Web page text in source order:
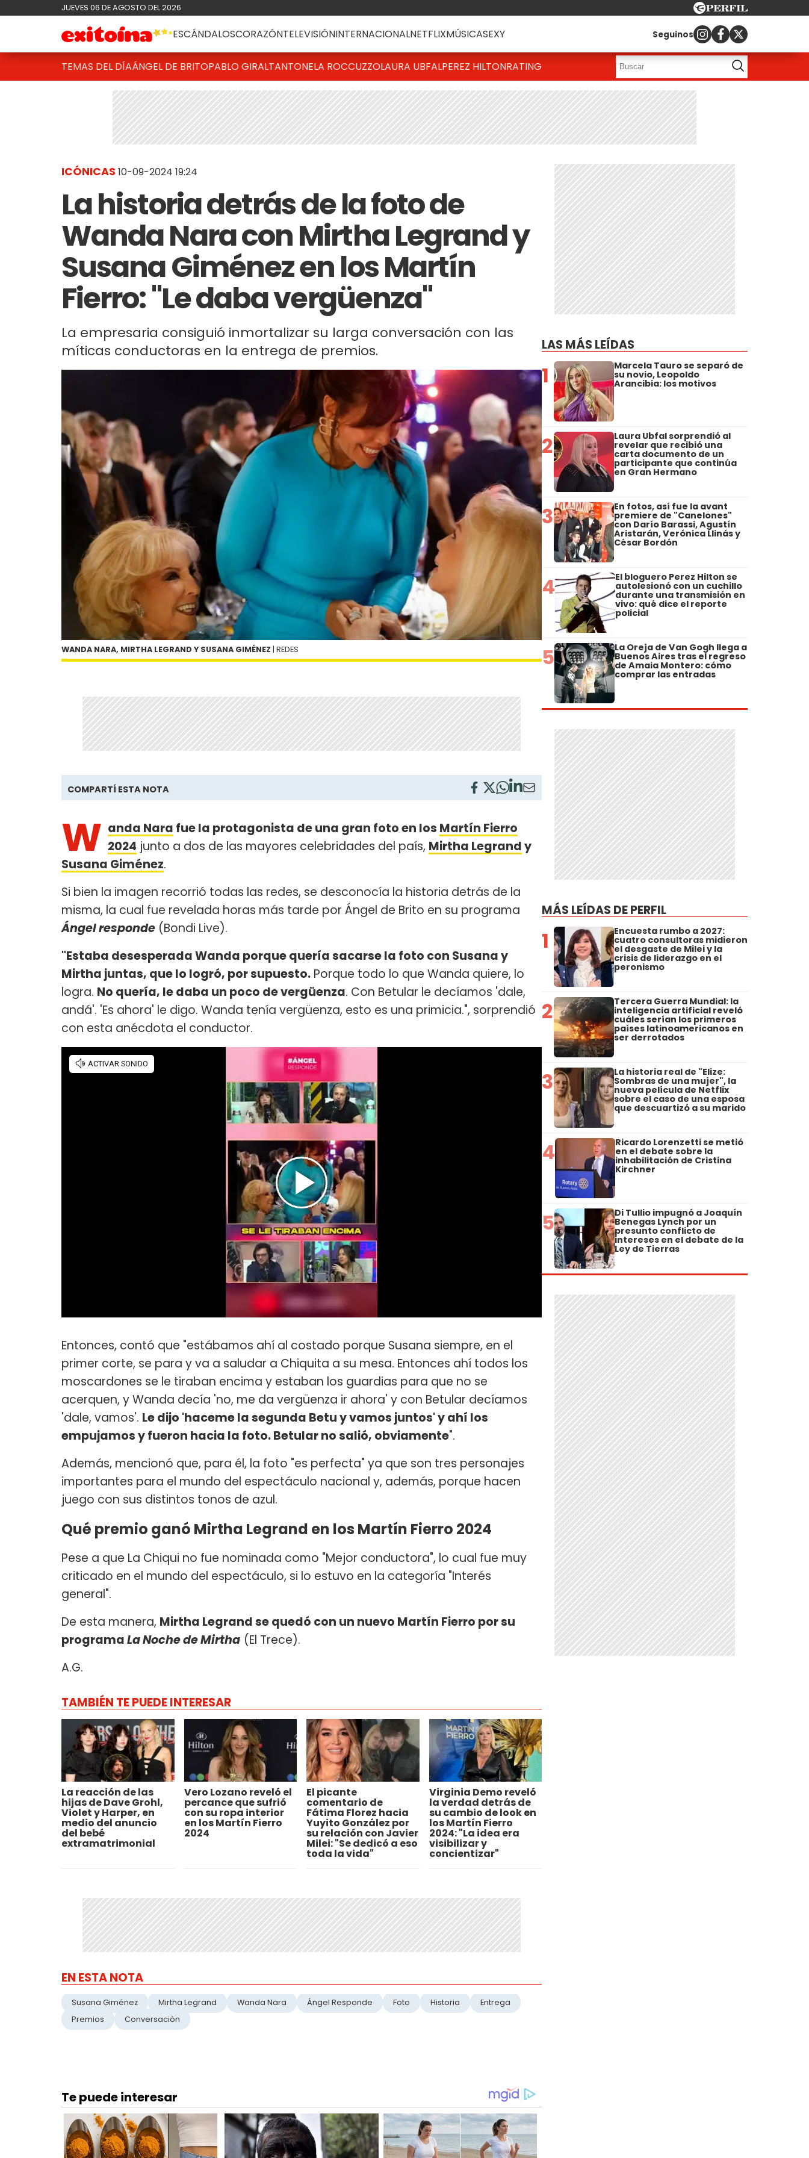
JUEVES 06 DE AGOSTO DEL 2026
ESCÁNDALOSCORAZÓNTELEVISIÓNINTERNACIONALNETFLIXMÚSICASEXY Seguinos
TEMAS DEL DÍAÁNGEL DE BRITOPABLO GIRALTANTONELA ROCCUZZOLAURA UBFALPEREZ HILTONRATING
ICÓNICAS 10-09-2024 19:24
La historia detrás de la foto de
Wanda Nara con Mirtha Legrand y
Susana Giménez en los Martín
Fierro: "Le daba vergüenza"
La empresaria consiguió inmortalizar su larga conversación con las
míticas conductoras en la entrega de premios.
WANDA NARA, MIRTHA LEGRAND Y SUSANA GIMÉNEZ | REDES
COMPARTÍ ESTA NOTA
W anda Nara fue la protagonista de una gran foto en los Martín Fierro
2024 junto a dos de las mayores celebridades del país, Mirtha Legrandy
Susana Giménez.
Si bien la imagen recorrió todas las redes, se desconocía la historia detrás de la
misma, la cual fue revelada horas más tarde por Ángel de Brito en su programa
Ángel responde (Bondi Live).
"Estaba desesperada Wanda porque quería sacarse la foto con Susana y
Mirtha juntas, que lo logró, por supuesto. Porque todo lo que Wanda quiere, lo
logra. No quería, le daba un poco de vergüenza. Con Betular le decíamos 'dale,
andá'. 'Es ahora' le digo. Wanda tenía vergüenza, esto es una primicia.", sorprendió
con esta anécdota el conductor.
Entonces, contó que "estábamos ahí al costado porque Susana siempre, en el
primer corte, se para y va a saludar a Chiquita a su mesa. Entonces ahí todos los
moscardones se le tiraban encima y estaban los guardias para que no se
acerquen, y Wanda decía 'no, me da vergüenza ir ahora' y con Betular decíamos
'dale, vamos'. Le dijo 'haceme la segunda Betu y vamos juntos' y ahí los
empujamos y fueron hacia la foto. Betular no salió, obviamente".
Además, mencionó que, para él, la foto "es perfecta" ya que son tres personajes
importantes para el mundo del espectáculo nacional y, además, porque hacen
juego con sus distintos tonos de azul.
Qué premio ganó Mirtha Legrand en los Martín Fierro 2024
Pese a que La Chiqui no fue nominada como "Mejor conductora", lo cual fue muy
criticado en el mundo del espectáculo, si lo estuvo en la categoría "Interés
general".
De esta manera, Mirtha Legrand se quedó con un nuevo Martín Fierro por su
programaLa Noche de Mirtha (El Trece).
A.G.
TAMBIÉN TE PUEDE INTERESAR
La reacción de las
hijas de Dave Grohl,
Violet y Harper, en
medio del anuncio
del bebé
extramatrimonial
Vero Lozano reveló el
percance que sufrió
con su ropa interior
en los Martín Fierro
2024
El picante
comentario de
Fátima Florez hacia
Yuyito González por
su relación con Javier
Milei: "Se dedicó a eso
toda la vida"
Virginia Demo reveló
la verdad detrás de
su cambio de look en
los Martín Fierro
2024: "La idea era
visibilizar y
concientizar"
EN ESTA NOTA
Susana Giménez Mirtha Legrand Wanda Nara Ángel Responde Foto Historia
Entrega
Premios
Conversación
LAS MÁS LEÍDAS
1 Marcela Tauro se separó de
su novio, Leopoldo
Arancibia: los motivos
2 Laura Ubfal sorprendió al
revelar que recibió una
carta documento de un
participante que continúa
en Gran Hermano
3 En fotos, así fue la avant
premiere de "Canelones"
con Darío Barassi, Agustín
Aristarán, Verónica Llinás y
César Bordón
4 El bloguero Perez Hilton se
autolesionó con un cuchillo
durante una transmisión en
vivo: qué dice el reporte
policial
5 La Oreja de Van Gogh llega a
Buenos Aires tras el regreso
de Amaia Montero: cómo
comprar las entradas
MÁS LEÍDAS DE PERFIL
1 Encuesta rumbo a 2027:
cuatro consultoras midieron
el desgaste de Milei y la
crisis de liderazgo en el
peronismo
2 Tercera Guerra Mundial: la
inteligencia artificial reveló
cuáles serían los primeros
países latinoamericanos en
ser derrotados
3 La historia real de "Elize:
Sombras de una mujer", la
nueva película de Netflix
sobre el caso de una esposa
que descuartizó a su marido
4 Ricardo Lorenzetti se metió
en el debate sobre la
inhabilitación de Cristina
Kirchner
5 Di Tullio impugnó a Joaquín
Benegas Lynch por un
presunto conflicto de
intereses en el debate de la
Ley de Tierras